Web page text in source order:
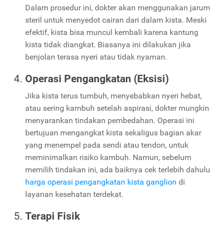
Dalam prosedur ini, dokter akan menggunakan jarum
steril untuk menyedot cairan dari dalam kista. Meski
efektif, kista bisa muncul kembali karena kantung
kista tidak diangkat. Biasanya ini dilakukan jika
benjolan terasa nyeri atau tidak nyaman.
Operasi Pengangkatan (Eksisi)
Jika kista terus tumbuh, menyebabkan nyeri hebat,
atau sering kambuh setelah aspirasi, dokter mungkin
menyarankan tindakan pembedahan. Operasi ini
bertujuan mengangkat kista sekaligus bagian akar
yang menempel pada sendi atau tendon, untuk
meminimalkan risiko kambuh. Namun, sebelum
memilih tindakan ini, ada baiknya cek terlebih dahulu
harga operasi pengangkatan kista ganglion di
layanan kesehatan terdekat.
Terapi Fisik